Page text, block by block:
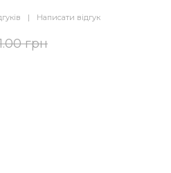
| Написати відгук
грн